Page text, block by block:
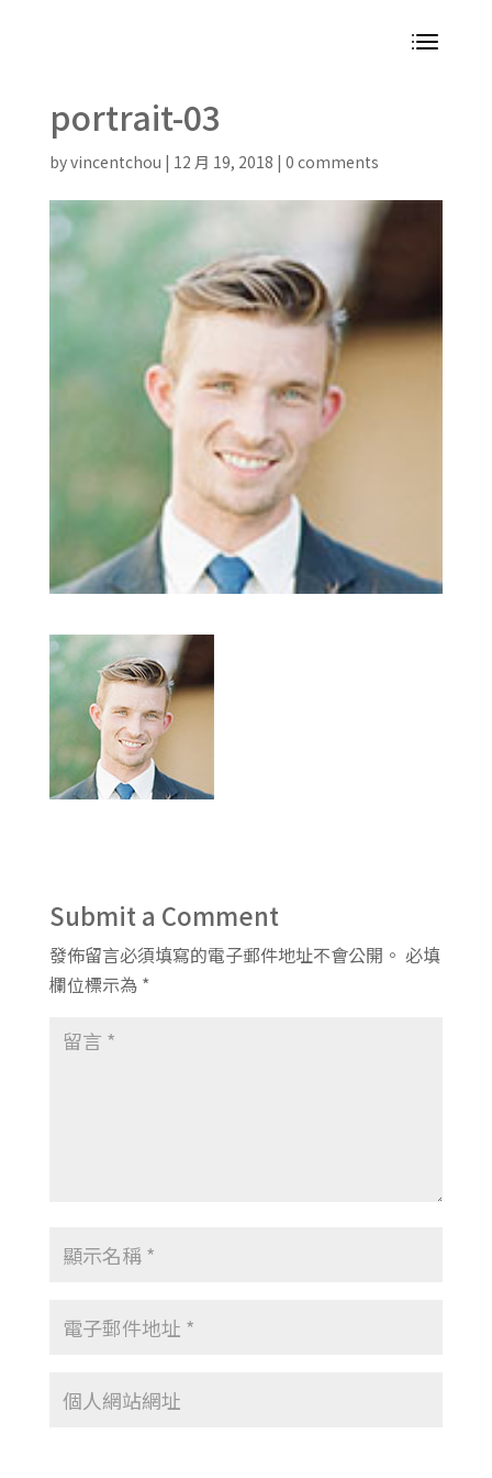
portrait-03
byvincentchou | 12 月 19, 2018 | 0 comments
Submit a Comment
發佈留言必須填寫的電子郵件地址不會公開。 必填
欄位標示為 *